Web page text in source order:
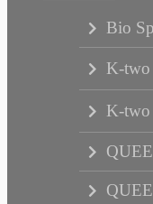
Bio
K-two
K-